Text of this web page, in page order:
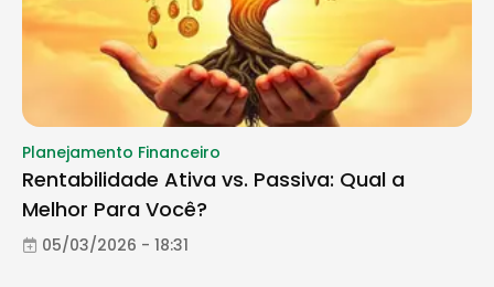
Planejamento Financeiro
Rentabilidade Ativa vs. Passiva: Qual a
Melhor Para Você?
05/03/2026 - 18:31